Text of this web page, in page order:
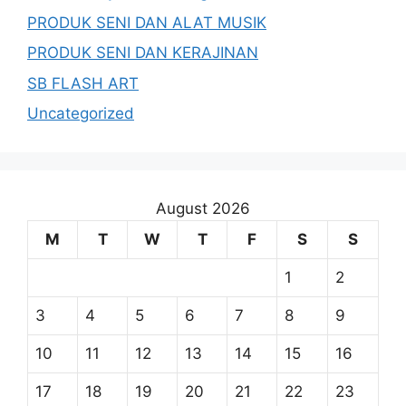
PRODUK SENI DAN ALAT MUSIK
PRODUK SENI DAN KERAJINAN
SB FLASH ART
Uncategorized
August 2026
M
T W T F S S
1 2
3 4 5 6 7 8 9
10 11 12 13 14 15 16
17 18 19 20 21 22 23